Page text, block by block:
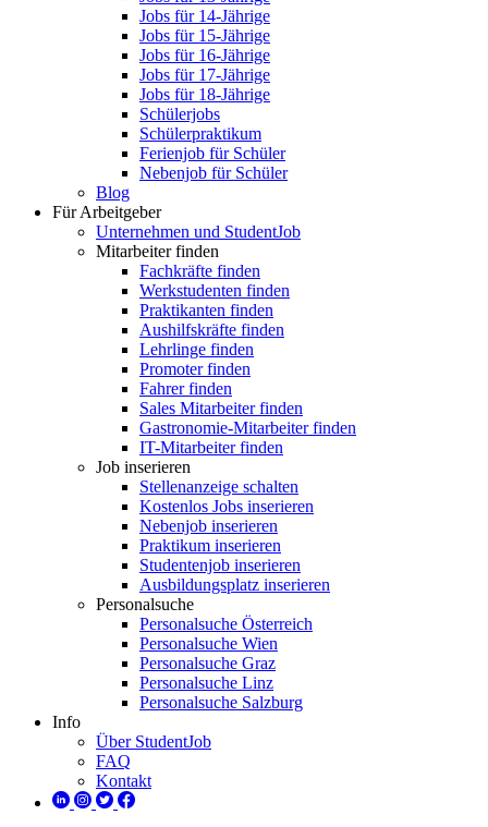
Jobs für 14-Jährige
Jobs für 15-Jährige
Jobs für 16-Jährige
Jobs für 17-Jährige
Jobs für 18-Jährige
Schülerjobs
Schülerpraktikum
Ferienjob für Schüler
Nebenjob für Schüler
Blog
Für Arbeitgeber
Unternehmen und StudentJob
Mitarbeiter finden
Fachkräfte finden
Werkstudenten finden
Praktikanten finden
Aushilfskräfte finden
Lehrlinge finden
Promoter finden
Fahrer finden
Sales Mitarbeiter finden
Gastronomie-Mitarbeiter finden
IT-Mitarbeiter finden
Job inserieren
Stellenanzeige schalten
Kostenlos Jobs inserieren
Nebenjob inserieren
Praktikum inserieren
Studentenjob inserieren
Ausbildungsplatz inserieren
Personalsuche
Personalsuche Österreich
Personalsuche Wien
Personalsuche Graz
Personalsuche Linz
Personalsuche Salzburg
Info
Über StudentJob
FAQ
Kontakt